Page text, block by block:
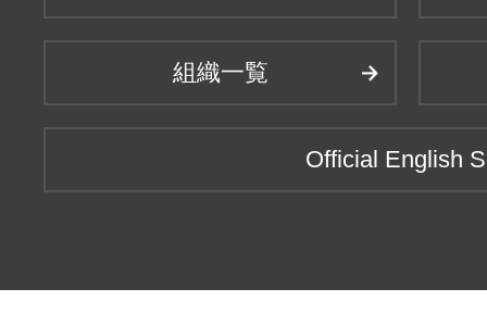
組織一覧
Official English